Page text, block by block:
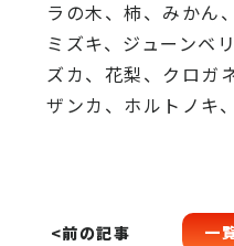
ラの木、柿、みかん
ミズキ、ジューンベ
ズカ、花梨、クロガ
ザンカ、ホルトノキ
<前の記事 一